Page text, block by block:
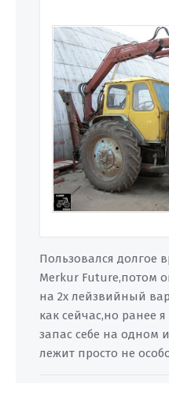
Пользовался долгое
Merkur Future,потом
на 2х лейзвийный
как сейчас,но ранее
запас себе на одном
лежит просто не